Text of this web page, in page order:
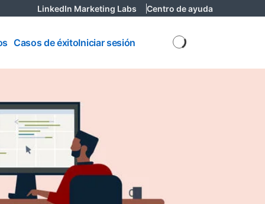
LinkedIn Marketing Labs opens in a new tab
Centro de ayudaopens in a
Casos de éxitoIniciar sesión